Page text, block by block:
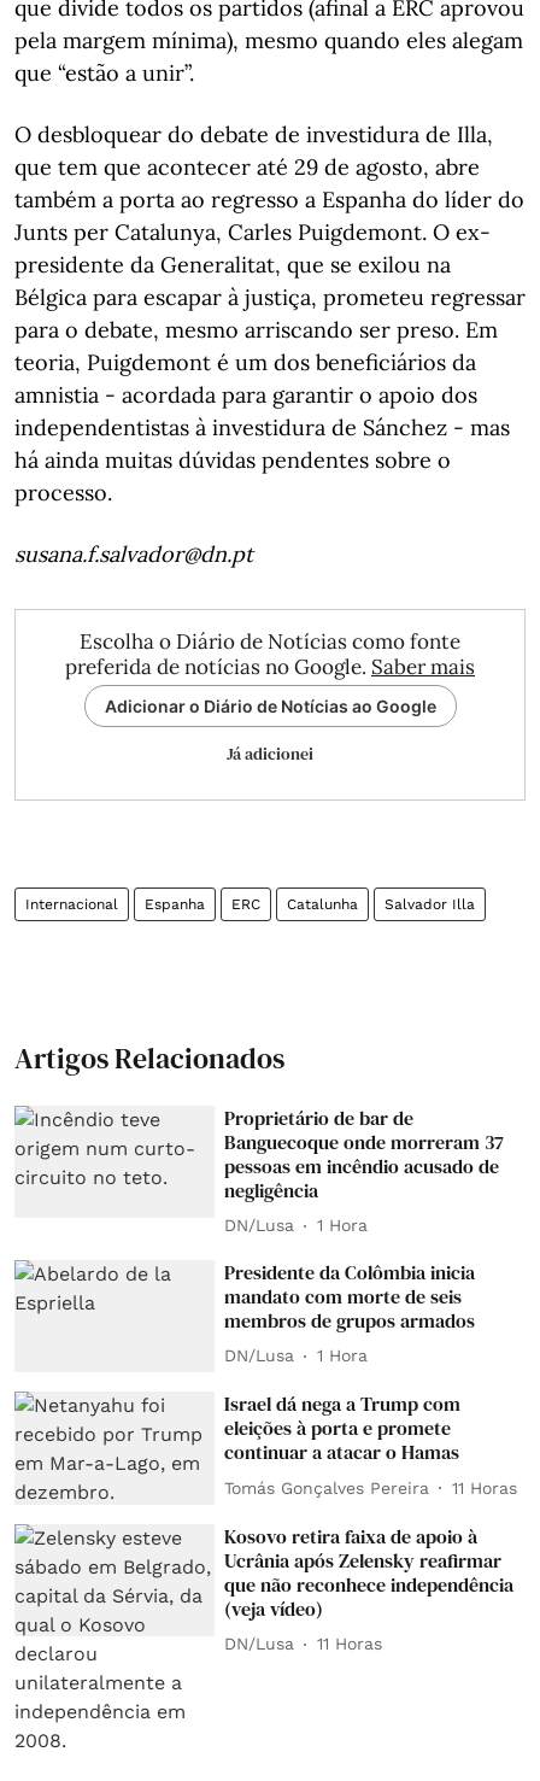
que divide todos os partidos (afinal a ERC aprovou
pela margem mínima), mesmo quando eles alegam
que “estão a unir”.
O desbloquear do debate de investidura de Illa,
que tem que acontecer até 29 de agosto, abre
também a porta ao regresso a Espanha do líder do
Junts per Catalunya, Carles Puigdemont. O ex-
presidente da Generalitat, que se exilou na
Bélgica para escapar à justiça, prometeu regressar
para o debate, mesmo arriscando ser preso. Em
teoria, Puigdemont é um dos beneficiários da
amnistia - acordada para garantir o apoio dos
independentistas à investidura de Sánchez - mas
há ainda muitas dúvidas pendentes sobre o
processo.
susana.f.salvador@dn.pt
Escolha o Diário de Notícias como fonte
preferida de notícias no Google. Saber mais
Adicionar o Diário de Notícias ao Google
Já adicionei
Internacional Espanha ERC Catalunha Salvador Illa
Artigos Relacionados
Proprietário de bar de
Banguecoque onde morreram 37
pessoas em incêndio acusado de
negligência
DN/Lusa 1 Hora
Presidente da Colômbia inicia
mandato com morte de seis
membros de grupos armados
DN/Lusa 1 Hora
Israel dá nega a Trump com
eleições à porta e promete
continuar a atacar o Hamas
Tomás Gonçalves Pereira 11 Horas
Kosovo retira faixa de apoio à
Ucrânia após Zelensky reafirmar
que não reconhece independência
(veja vídeo)
DN/Lusa 11 Horas